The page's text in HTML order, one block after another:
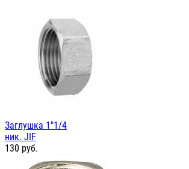
Заглушка 1"1/4
ник. JIF
130 руб.